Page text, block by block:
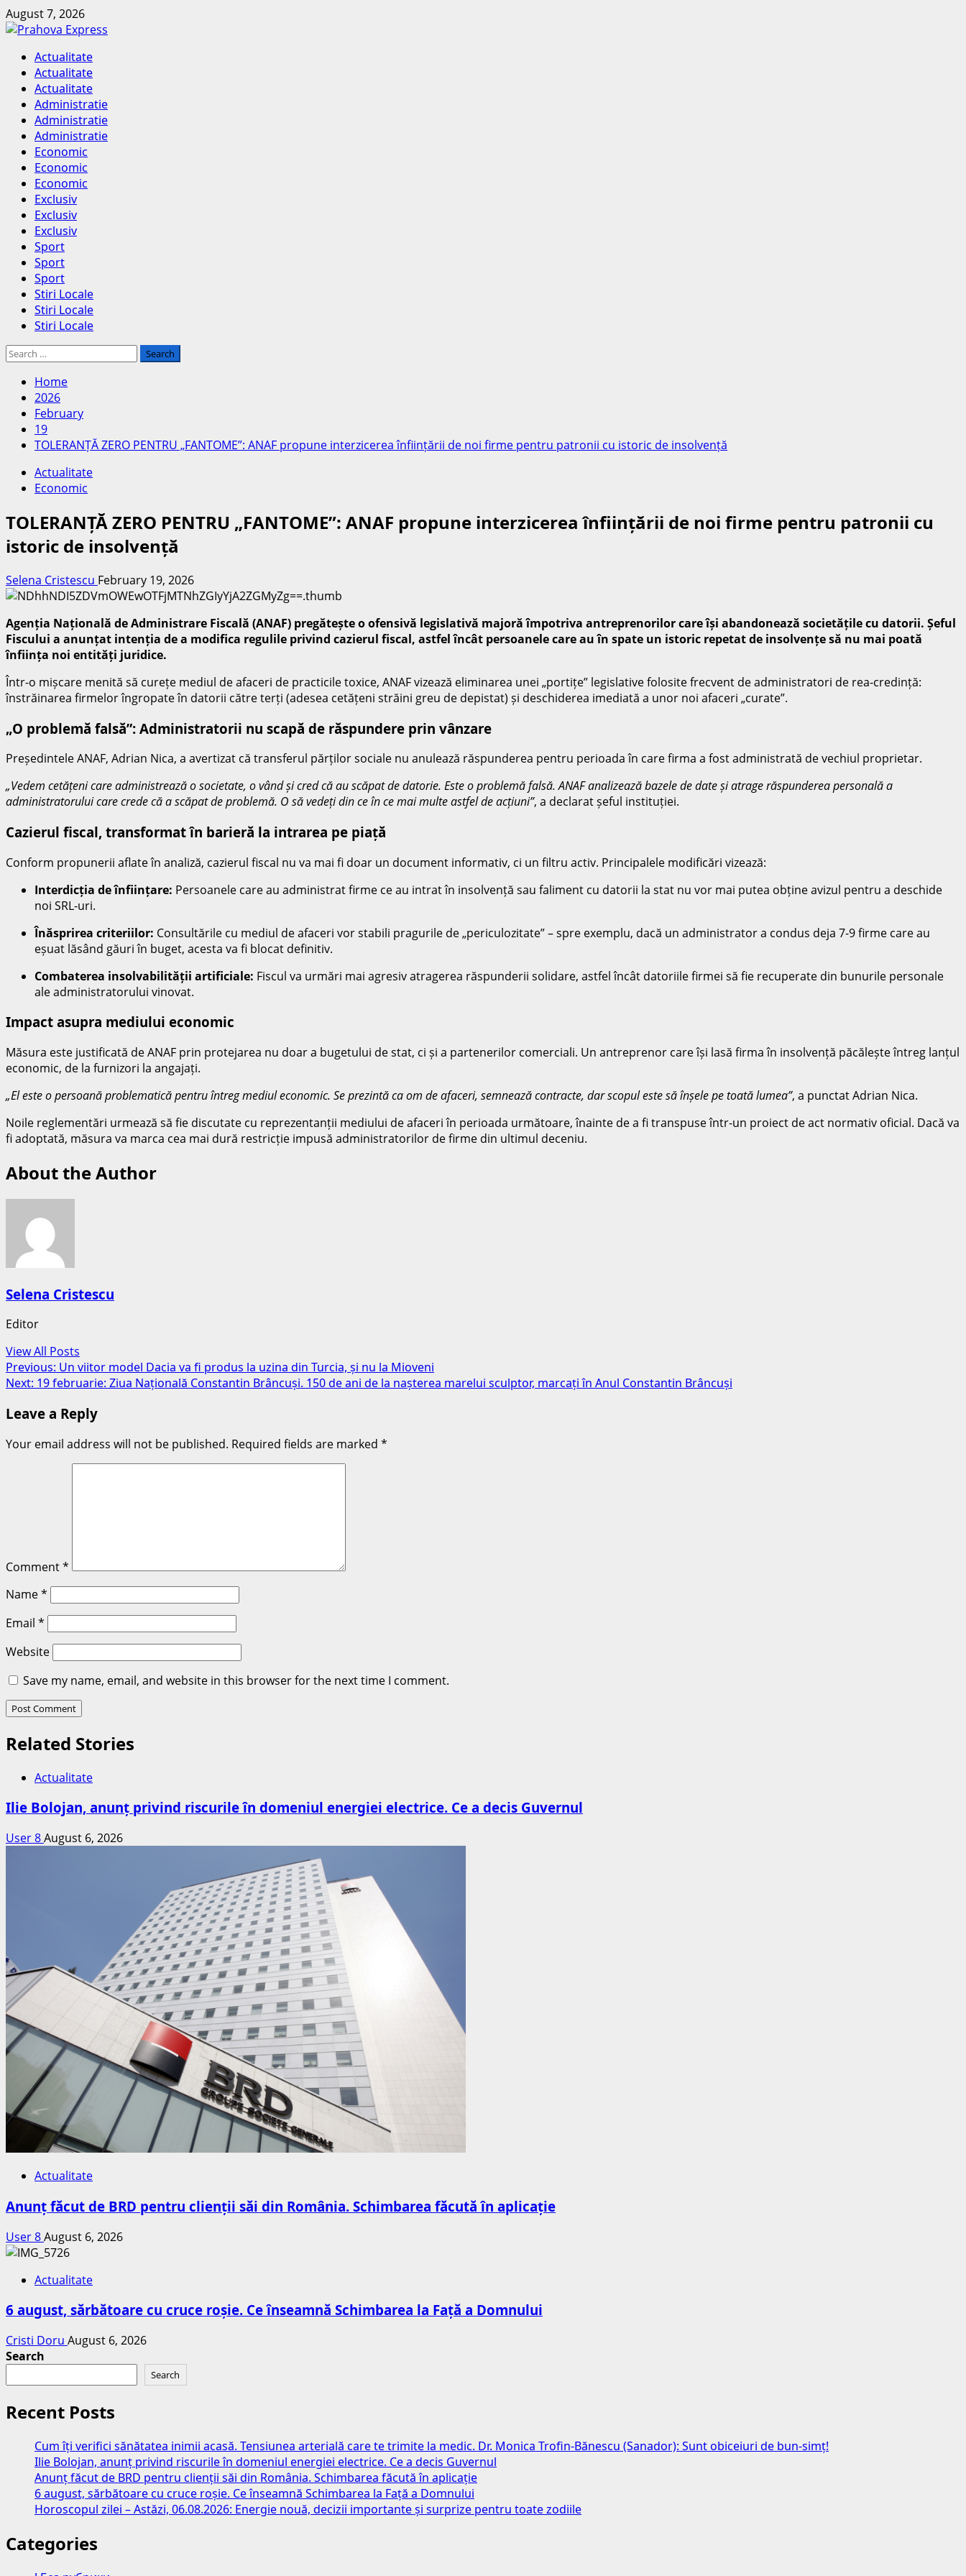
Skip
to
August 7, 2026
Primary
Menu
Actualitate
Actualitate
Actualitate
Administratie
Administratie
Administratie
Economic
Economic
Economic
Exclusiv
Exclusiv
Exclusiv
Sport
Sport
Sport
Stiri Locale
Stiri Locale
Stiri Locale
Search
Home
2026
February
19
TOLERANȚĂ ZERO PENTRU „FANTOME”: ANAF propune interzicerea înființării de noi firme pentru patronii cu istoric de insolvență
Actualitate
Economic
TOLERANȚĂ ZERO PENTRU „FANTOME”: ANAF propune interzicerea înființării de noi firme pentru patronii cu
istoric de insolvență
Selena Cristescu February 19, 2026
Agenția Națională de Administrare Fiscală (ANAF) pregătește o ofensivă legislativă majoră împotriva antreprenorilor care își abandonează societățile cu datorii. Șeful
Fiscului a anunțat intenția de a modifica regulile privind cazierul fiscal, astfel încât persoanele care au în spate un istoric repetat de insolvențe să nu mai poată
înființa noi entități juridice.
Într-o mișcare menită să curețe mediul de afaceri de practicile toxice, ANAF vizează eliminarea unei „portițe” legislative folosite frecvent de administratori de rea-credință:
înstrăinarea firmelor îngropate în datorii către terți (adesea cetățeni străini greu de depistat) și deschiderea imediată a unor noi afaceri „curate”.
„O problemă falsă”: Administratorii nu scapă de răspundere prin vânzare
Președintele ANAF, Adrian Nica, a avertizat că transferul părților sociale nu anulează răspunderea pentru perioada în care firma a fost administrată de vechiul proprietar.
„Vedem cetățeni care administrează o societate, o vând și cred că au scăpat de datorie. Este o problemă falsă. ANAF analizează bazele de date și atrage răspunderea personală a
administratorului care crede că a scăpat de problemă. O să vedeți din ce în ce mai multe astfel de acțiuni”, a declarat șeful instituției.
Cazierul fiscal, transformat în barieră la intrarea pe piață
Conform propunerii aflate în analiză, cazierul fiscal nu va mai fi doar un document informativ, ci un filtru activ. Principalele modificări vizează:
Interdicția de înființare: Persoanele care au administrat firme ce au intrat în insolvență sau faliment cu datorii la stat nu vor mai putea obține avizul pentru a deschide
noi SRL-uri.
Înăsprirea criteriilor: Consultările cu mediul de afaceri vor stabili pragurile de „periculozitate” – spre exemplu, dacă un administrator a condus deja 7-9 firme care au
eșuat lăsând găuri în buget, acesta va fi blocat definitiv.
Combaterea insolvabilității artificiale: Fiscul va urmări mai agresiv atragerea răspunderii solidare, astfel încât datoriile firmei să fie recuperate din bunurile personale
ale administratorului vinovat.
Impact asupra mediului economic
Măsura este justificată de ANAF prin protejarea nu doar a bugetului de stat, ci și a partenerilor comerciali. Un antreprenor care își lasă firma în insolvență păcălește întreg lanțul
economic, de la furnizori la angajați.
„El este o persoană problematică pentru întreg mediul economic. Se prezintă ca om de afaceri, semnează contracte, dar scopul este să înșele pe toată lumea”, a punctat Adrian Nica.
Noile reglementări urmează să fie discutate cu reprezentanții mediului de afaceri în perioada următoare, înainte de a fi transpuse într-un proiect de act normativ oficial. Dacă va
fi adoptată, măsura va marca cea mai dură restricție impusă administratorilor de firme din ultimul deceniu.
About the Author
Selena Cristescu
Editor
View All Posts
Post
navigation
Previous: Un viitor model Dacia va fi produs la uzina din Turcia, și nu la Mioveni
Next: 19 februarie: Ziua Națională Constantin Brâncuși. 150 de ani de la nașterea marelui sculptor, marcați în Anul Constantin Brâncuși
Leave a Reply
Your email address will not be published. Required fields are marked *
Comment*
Name*
Email *
Website
Save my name, email, and website in this browser for the next time I comment.
Related Stories
Actualitate
Ilie Bolojan, anunț privind riscurile în domeniul energiei electrice. Ce a decis Guvernul
User 8August 6, 2026
Actualitate
Anunț făcut de BRD pentru clienții săi din România. Schimbarea făcută în aplicație
User 8August 6, 2026
Actualitate
6 august, sărbătoare cu cruce roșie. Ce înseamnă Schimbarea la Față a Domnului
Cristi Doru August 6, 2026
Search
Search
Recent Posts
Cum îți verifici sănătatea inimii acasă. Tensiunea arterială care te trimite la medic. Dr. Monica Trofin-Bănescu (Sanador): Sunt obiceiuri de bun-simț!
Ilie Bolojan, anunț privind riscurile în domeniul energiei electrice. Ce a decis Guvernul
Anunț făcut de BRD pentru clienții săi din România. Schimbarea făcută în aplicație
6 august, sărbătoare cu cruce roșie. Ce înseamnă Schimbarea la Față a Domnului
Horoscopul zilei – Astăzi, 06.08.2026: Energie nouă, decizii importante și surprize pentru toate zodiile
Categories